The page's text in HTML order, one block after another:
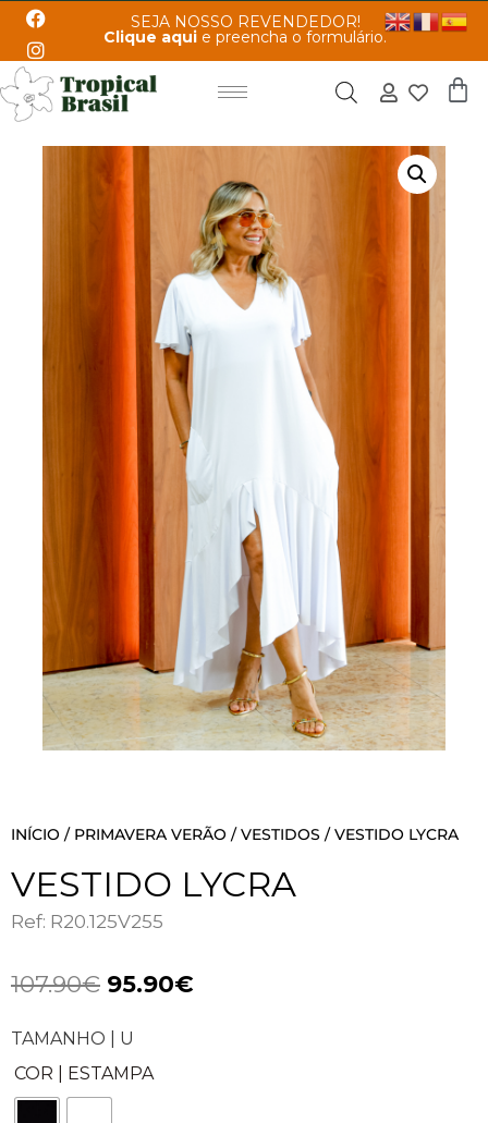
SEJA NOSSO REVENDEDOR!
Clique aqui e preencha o formulário.
INÍCIO / PRIMAVERA VERÃO /VESTIDOS / VESTIDO LYCRA
VESTIDO LYCRA
Ref: R20.125V255
107.90€ 95.90€
TAMANHO | U
COR | ESTAMPA